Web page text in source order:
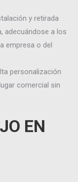
y retirada
adecuándose a los
empresa o del
personalización
comercial sin
EN